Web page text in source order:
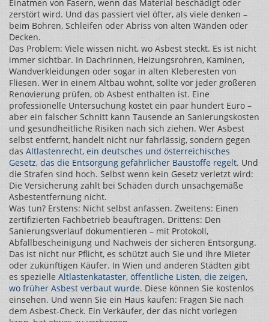
Einatmen von Fasern, wenn das Material beschädigt oder
zerstört wird. Und das passiert viel öfter, als viele denken –
beim Bohren, Schleifen oder Abriss von alten Wänden oder
Decken.
Das Problem: Viele wissen nicht, wo Asbest steckt. Es ist nicht
immer sichtbar. In Dachrinnen, Heizungsrohren, Kaminen,
Wandverkleidungen oder sogar in alten Kleberesten von
Fliesen. Wer in einem Altbau wohnt, sollte vor jeder größeren
Renovierung prüfen, ob Asbest enthalten ist. Eine
professionelle Untersuchung kostet ein paar hundert Euro –
aber ein falscher Schnitt kann Tausende an Sanierungskosten
und gesundheitliche Risiken nach sich ziehen. Wer Asbest
selbst entfernt, handelt nicht nur fahrlässig, sondern gegen
das Altlastenrecht, ein deutsches und österreichisches
Gesetz, das die Entsorgung gefährlicher Baustoffe regelt. Und
die Strafen sind hoch. Selbst wenn kein Gesetz verletzt wird:
Die Versicherung zahlt bei Schäden durch unsachgemäße
Asbestentfernung nicht.
Was tun? Erstens: Nicht selbst anfassen. Zweitens: Einen
zertifizierten Fachbetrieb beauftragen. Drittens: Den
Sanierungsverlauf dokumentieren – mit Protokoll,
Abfallbescheinigung und Nachweis der sicheren Entsorgung.
Das ist nicht nur Pflicht, es schützt auch Sie und Ihre Mieter
oder zukünftigen Käufer. In Wien und anderen Städten gibt
es spezielle Altlastenkataster, öffentliche Listen, die zeigen,
wo früher Asbest verbaut wurde. Diese können Sie kostenlos
einsehen. Und wenn Sie ein Haus kaufen: Fragen Sie nach
dem Asbest-Check. Ein Verkäufer, der das nicht vorlegen